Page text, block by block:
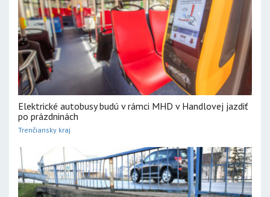
Elektrické autobusy budú v rámci MHD v Handlovej jazdiť
po prázdninách
Trenčiansky kraj